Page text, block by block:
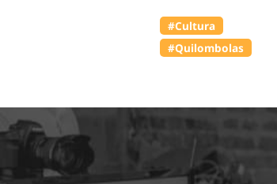
#Cultura
#Quilombolas